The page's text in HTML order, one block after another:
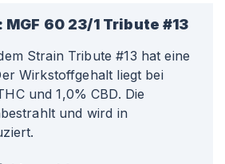
MGF 60 23/1 Tribute #13
Strain Tribute #13 hat eine
Wirkstoffgehalt liegt bei
und 1,0% CBD. Die
und wird in